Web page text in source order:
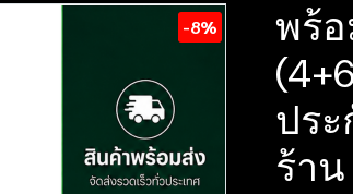
-8%
พร้อ
ปร
ร้าน